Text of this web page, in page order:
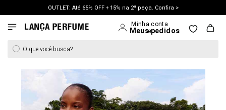
OUTLET: Até 65% OFF + 15% na 2ª peça. Confira >
LANÇAMENTO PRIMAVERA 27. Clique e aproveite.
O que você busca?